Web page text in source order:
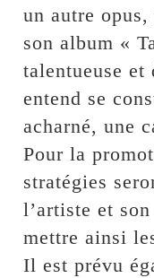
un autre
son album «
talentueuse et
entend se
acharné, une
Pour la
stratégies
l’artiste et
mettre ainsi
Il est prévu